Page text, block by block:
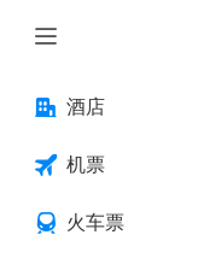
酒店
机票
火车票